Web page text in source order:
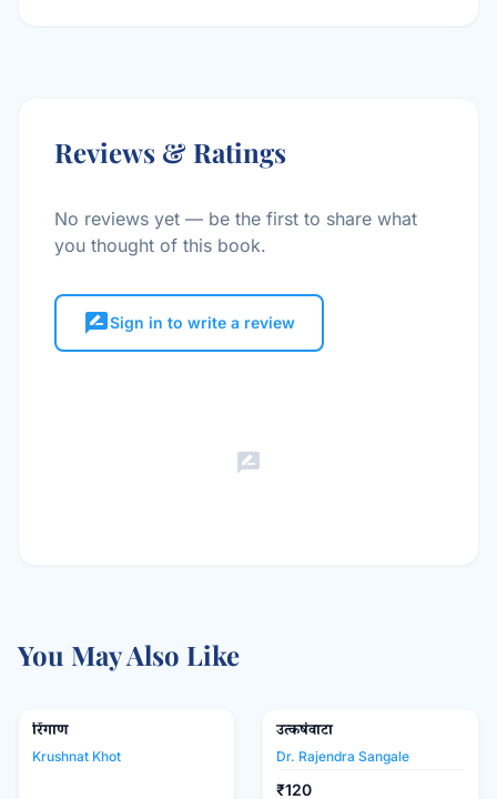
Reviews & Ratings
No reviews yet — be the first to share what
you thought of this book.
rate_reviewSign in to write a review
rate_review
You May Also Like
Shabd Publication
रिंगाण
Krushnat Khot
उत्कर्षवाटा
Dr. Rajendra Sangale
₹120